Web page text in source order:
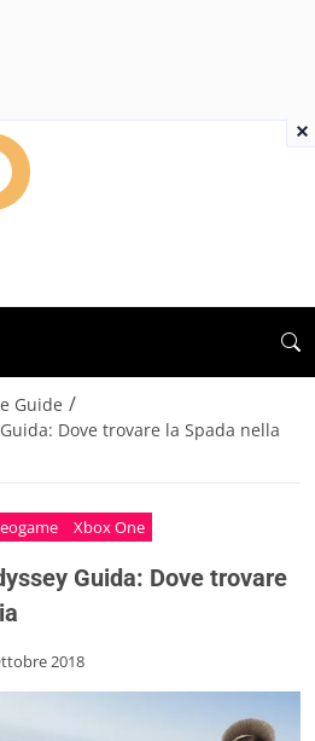
Guide /
Dove trovare la Spada nella
Xbox One
Guida: Dove trovare
2018
×